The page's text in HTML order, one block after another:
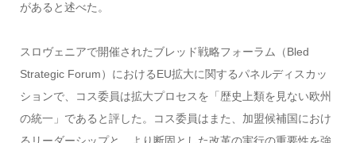
があると述べた。
スロヴェニアで開催されたブレッド戦略フォーラム（Bled
Strategic Forum）におけるEU拡大に関するパネルディスカッ
ションで、コス委員は拡大プロセスを「歴史上類を見ない欧州
の統一」であると評した。コス委員はまた、加盟候補国におけ
るリーダーシップと、より断固とした改革の実行の重要性を強